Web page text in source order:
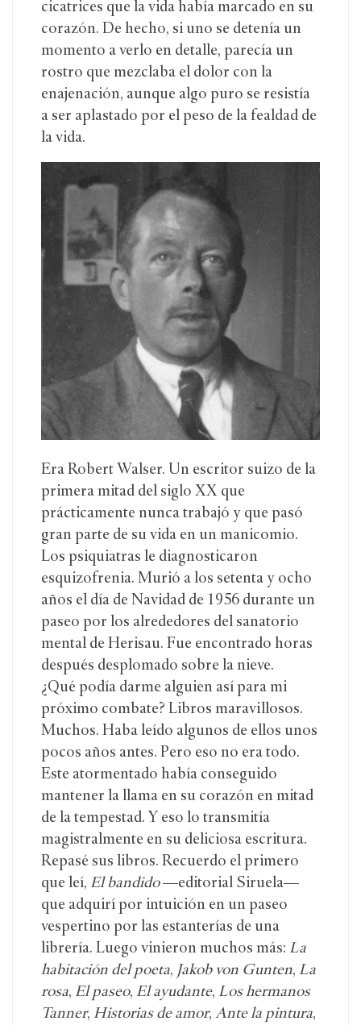
cicatrices que la vida había marcado en su
corazón. De hecho, si uno se detenía un
momento a verlo en detalle, parecía un
rostro que mezclaba el dolor con la
enajenación, aunque algo puro se resistía
a ser aplastado por el peso de la fealdad de
la vida.
Era Robert Walser. Un escritor suizo de la
primera mitad del siglo XX que
prácticamente nunca trabajó y que pasó
gran parte de su vida en un manicomio.
Los psiquiatras le diagnosticaron
esquizofrenia. Murió a los setenta y ocho
años el día de Navidad de 1956 durante un
paseo por los alrededores del sanatorio
mental de Herisau. Fue encontrado horas
después desplomado sobre la nieve.
¿Qué podía darme alguien así para mi
próximo combate? Libros maravillosos.
Muchos. Haba leído algunos de ellos unos
pocos años antes. Pero eso no era todo.
Este atormentado había conseguido
mantener la llama en su corazón en mitad
de la tempestad. Y eso lo transmitía
magistralmente en su deliciosa escritura.
Repasé sus libros. Recuerdo el primero
que leí,El bandido—editorial Siruela—
que adquirí por intuición en un paseo
vespertino por las estanterías de una
librería. Luego vinieron muchos más:La
habitación del poeta, Jakob von Gunten,La
rosa,El paseo,El ayudante,Los hermanos
Tanner,Historias de amor,Ante la pintura,